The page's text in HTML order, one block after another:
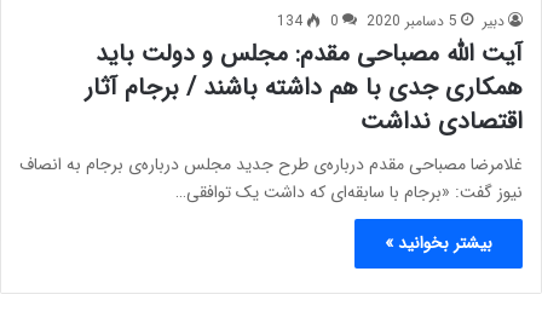
دبیر 5 دسامبر 2020 0
134
آیت الله مصباحی مقدم: مجلس و دولت باید
همکاری جدی با هم داشته باشند / برجام آثار
اقتصادی نداشت
غلامرضا مصباحی مقدم درباره‌ی طرح جدید مجلس درباره‌ی برجام به انصاف
نیوز گفت: «برجام با سابقه‌ای که داشت یک توافقی…
بیشتر بخوانید »